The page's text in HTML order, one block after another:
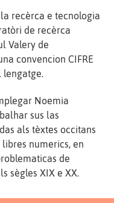
recèrca e tecnologia
de recèrca
Valery de
convencion CIFRE
lengatge.
Noemia
sus las
als tèxtes occitans
libres numerics, en
de
sègles XIX e XX.